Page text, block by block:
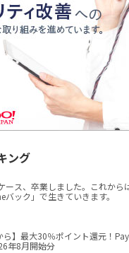
ング
ース、卒業しました。これから
バック」で生きていきます。
ら】最大30％ポイント還元！
年8月開始分